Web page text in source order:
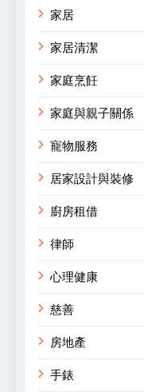
家居
家居清潔
家庭烹飪
家庭與親子關係
寵物服務
居家設計與裝修
廚房租借
律師
心理健康
慈善
房地產
手錶